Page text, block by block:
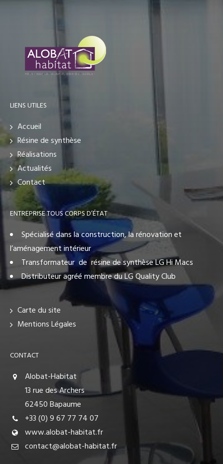
LIENS UTILES
Accueil
Résine de synthèse
Réalisations
Actualités
Contact
ENTREPRISE TOUS CORPS D’ÉTAT
Spécialisé dans la construction, la rénovation et
l’aménagement intérieur
Transformateur de résine de synthèse LG Hi Macs
Distributeur agréé membre du LG Quality Club
Carte du site
Mentions Légales
CONTACT
Alobat-Habitat
13 rue des Archers
62450 Bapaume
+33 (0) 9 67 77 74 07
www.alobat-habitat.fr
contact@alobat-habitat.fr